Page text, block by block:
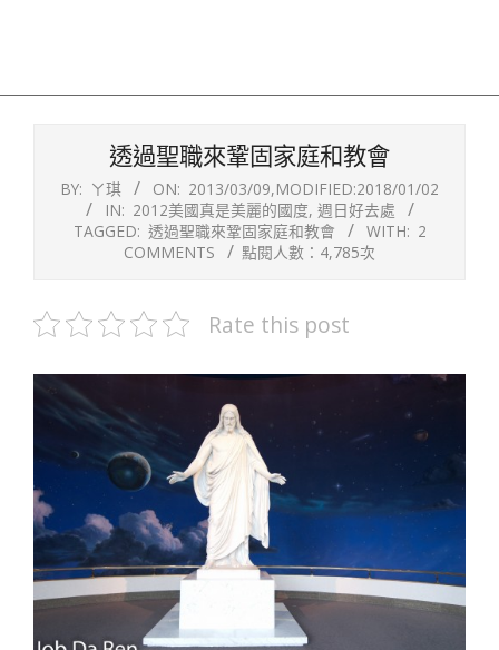
透過聖職來鞏固家庭和教會
BY: ㄚ琪 ON: 2013/03/09,MODIFIED:2018/01/02
IN: 2012美國真是美麗的國度, 週日好去處
TAGGED: 透過聖職來鞏固家庭和教會 WITH: 2
COMMENTS
點閱人數：4,785次
Rate this post